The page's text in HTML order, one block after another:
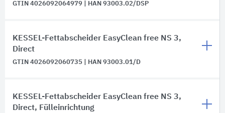
GTIN 4026092064979 | HAN 93003.02/DSP
KESSEL-Fettabscheider EasyClean free NS 3,
Direct
GTIN 4026092060735 | HAN 93003.01/D
KESSEL-Fettabscheider EasyClean free NS 3,
Direct, Fülleinrichtung